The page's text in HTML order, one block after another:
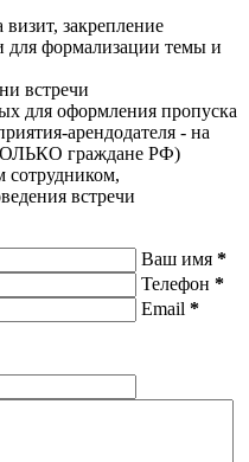
закрепление
формализации темы и
встречи
для оформления пропуска
арендодателя - на
граждане РФ)
сотрудником,
встречи
Ваш имя *
Телефон *
Email *